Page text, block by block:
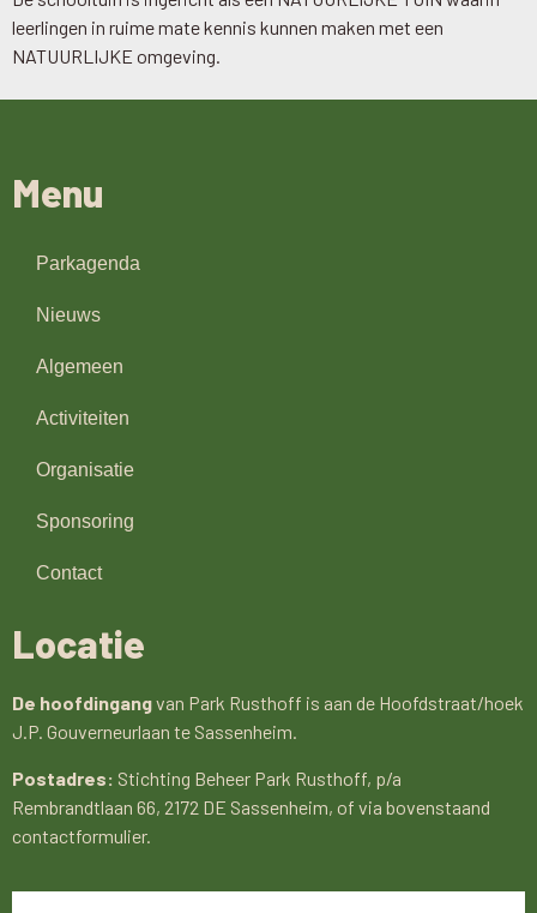
leerlingen in ruime mate kennis kunnen maken met een
NATUURLIJKE omgeving.
Menu
Parkagenda
Nieuws
Algemeen
Activiteiten
Organisatie
Sponsoring
Contact
Locatie
De hoofdingangvan Park Rusthoff is aan de Hoofdstraat/hoek
J.P. Gouverneurlaan te Sassenheim.
Postadres: Stichting Beheer Park Rusthoff, p/a
Rembrandtlaan 66, 2172 DE Sassenheim, of via bovenstaand
contactformulier.